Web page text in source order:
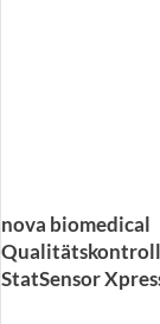
nova biomedical
StatSensor